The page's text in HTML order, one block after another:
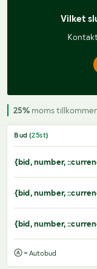
Vilket
25% moms tillkommer
Bud (25st)
{bid, number,
{bid, number,
{bid, number,
= Autobud